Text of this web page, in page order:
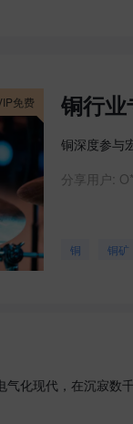
免费 铜行
铜深度参与
分享用户:
铜 铜矿
化现代，在沉寂数